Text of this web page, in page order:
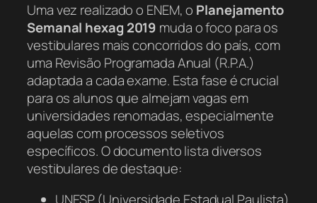
Uma vez realizado o ENEM, o Planejamento
Semanal hexag 2019 muda o foco para os
vestibulares mais concorridos do país, com
uma Revisão Programada Anual (R.P.A.)
adaptada a cada exame. Esta fase é crucial
para os alunos que almejam vagas em
universidades renomadas, especialmente
aquelas com processos seletivos
específicos. O documento lista diversos
vestibulares de destaque: